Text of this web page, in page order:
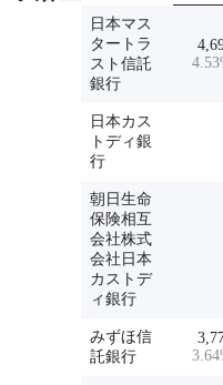
日本マス
タートラ
スト信託
銀行
4.53
日本カス
トディ銀
行
朝日生命
保険相互
会社株式
会社日本
カストデ
ィ銀行
みずほ信
託銀行
3.64